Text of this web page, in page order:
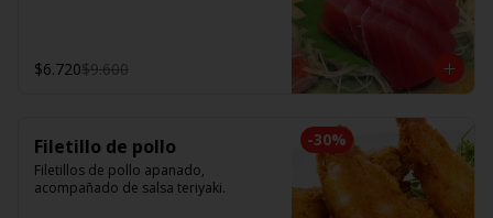
$6.720$9.600
-30%
Filetillo de pollo
Filetillos de pollo apanado,
acompañado de salsa teriyaki.